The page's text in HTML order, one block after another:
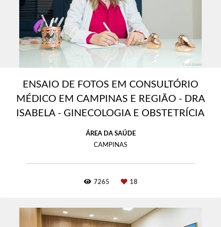
ENSAIO DE FOTOS EM CONSULTÓRIO
MÉDICO EM CAMPINAS E REGIÃO - DRA
ISABELA - GINECOLOGIA E OBSTETRÍCIA
ÁREA DA SAÚDE
CAMPINAS
7265 18